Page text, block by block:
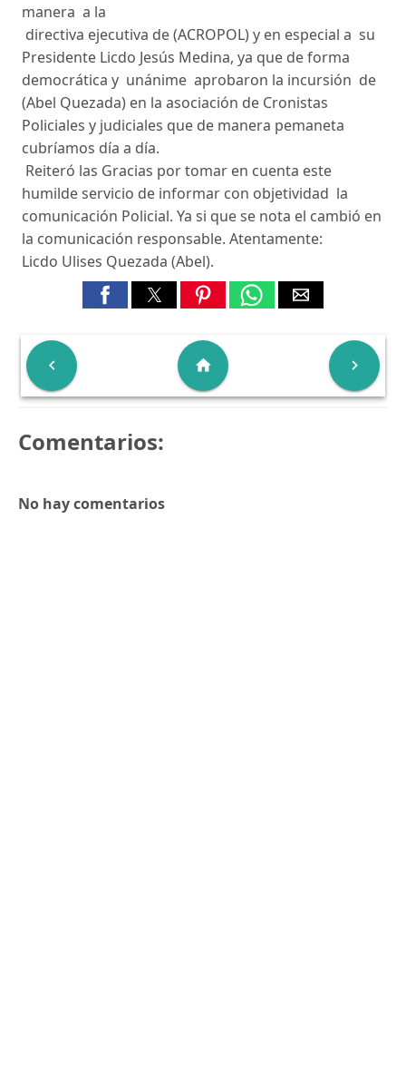
manera a la
directiva ejecutiva de (ACROPOL) y en especial a su
Presidente Licdo Jesús Medina, ya que de forma
democrática y unánime aprobaron la incursión de
(Abel Quezada) en la asociación de Cronistas
Policiales y judiciales que de manera pemaneta
cubríamos día a día.
Reiteró las Gracias por tomar en cuenta este
humilde servicio de informar con objetividad la
comunicación Policial. Ya si que se nota el cambió en
la comunicación responsable. Atentamente:
Licdo Ulises Quezada (Abel).
 
home
Comentarios:
No hay comentarios